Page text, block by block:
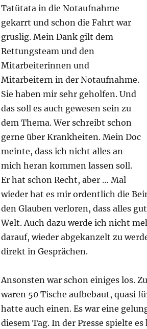
Tatütata in die Notaufnahme
gekarrt und schon die Fahrt war
gruslig. Mein Dank gilt dem
Rettungsteam und den
Mitarbeiterinnen und
Mitarbeitern in der Notaufnahme.
Sie haben mir sehr geholfen. Und
das soll es auch gewesen sein zu
dem Thema. Wer schreibt schon
gerne über Krankheiten. Mein Doc
meinte, dass ich nicht alles an
mich heran kommen lassen soll.
Er hat schon Recht, aber … Mal
wieder hat es mir ordentlich die
den Glauben verloren, dass alles
Welt. Auch dazu werde ich nicht
darauf, wieder abgekanzelt zu
direkt in Gesprächen.
Ansonsten war schon einiges los.
waren 50 Tische aufbebaut, quasi
hatte auch einen. Es war eine
diesem Tag. In der Presse spielte